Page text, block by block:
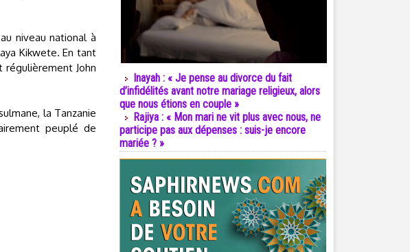
niveau national à
Kikwete. En tant
John
la Tanzanie
peuplé de
Inayah : « Je pense au divorce du fait
d’infidélités avant notre mariage religieux, alors
que nous étions en couple »
Rajiya : « Mon mari ne vit plus avec nous, ne
participe pas aux dépenses : suis-je encore
mariée ? »